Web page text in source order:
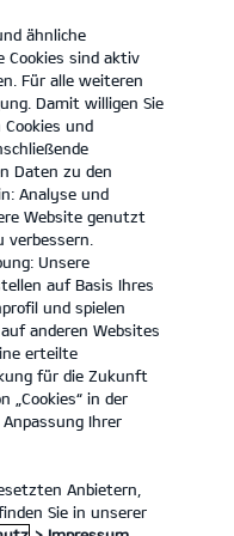
KONTAKT
ähnliche
Cookies sind aktiv
Für alle weiteren
Damit willigen Sie
und
Daten zu den
Analyse und
Website genutzt
Unsere
auf Basis Ihres
und spielen
anderen Websites
erteilte
für die Zukunft
„Cookies“ in der
Ihrer
Anbietern,
Sie in unserer